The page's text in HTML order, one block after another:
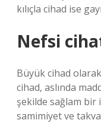
kılıçla cihad ise
Nefsi
Büyük cihad
cihad, aslında
şekilde sağlam bir
samimiyet ve